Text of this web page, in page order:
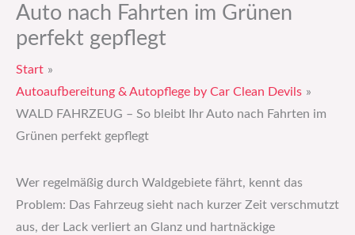
Auto nach Fahrten im Grünen
perfekt gepflegt
Start
Autoaufbereitung & Autopflege by Car Clean Devils
WALD FAHRZEUG – So bleibt Ihr Auto nach Fahrten im
Grünen perfekt gepflegt
Wer regelmäßig durch Waldgebiete fährt, kennt das
Problem: Das Fahrzeug sieht nach kurzer Zeit verschmutzt
aus, der Lack verliert an Glanz und hartnäckige